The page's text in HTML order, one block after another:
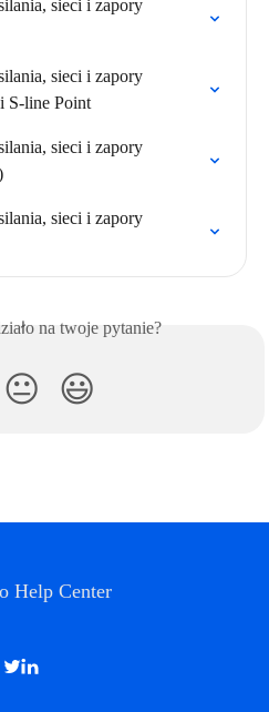
sieci i zapory
sieci i zapory
S-line Point
sieci i zapory
sieci i zapory
na twoje pytanie?
😐 😃